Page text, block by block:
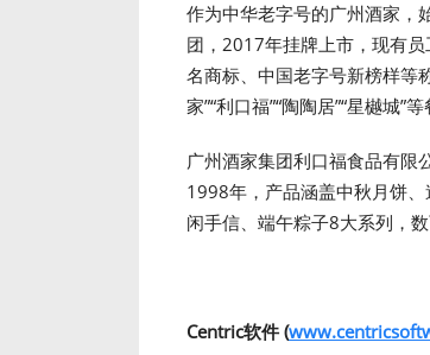
作为中华老字号的广州酒家，
团，2017年挂牌上市，现有
名商标、中国老字号新榜样等
家”“利口福”“陶陶居”“星樾城”
广州酒家集团利口福食品有限
1998年，产品涵盖中秋月饼
闲手信、端午粽子8大系列，数
Centric软件 (